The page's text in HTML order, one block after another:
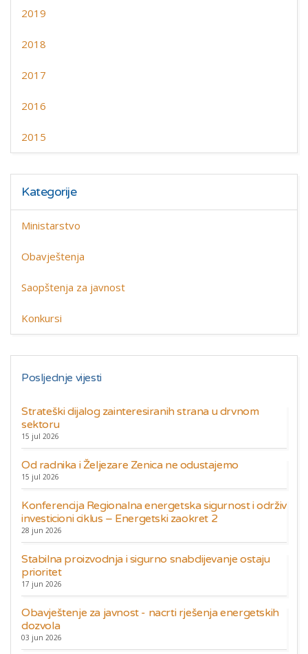
2019
2018
2017
2016
2015
Kategorije
Ministarstvo
Obavještenja
Saopštenja za javnost
Konkursi
Posljednje vijesti
Strateški dijalog zainteresiranih strana u drvnom
sektoru
15 jul 2026
Od radnika i Željezare Zenica ne odustajemo
15 jul 2026
Konferencija Regionalna energetska sigurnost i održiv
investicioni ciklus – Energetski zaokret 2
28 jun 2026
Stabilna proizvodnja i sigurno snabdijevanje ostaju
prioritet
17 jun 2026
Obavještenje za javnost - nacrti rješenja energetskih
dozvola
03 jun 2026